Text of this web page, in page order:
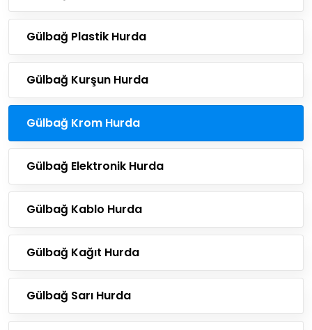
Gülbağ Plastik Hurda
Gülbağ Kurşun Hurda
Gülbağ Krom Hurda
Gülbağ Elektronik Hurda
Gülbağ Kablo Hurda
Gülbağ Kağıt Hurda
Gülbağ Sarı Hurda